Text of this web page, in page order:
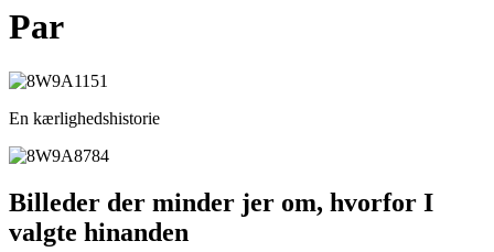
Par
En kærlighedshistorie
Billeder der minder jer om, hvorfor I
valgte hinanden